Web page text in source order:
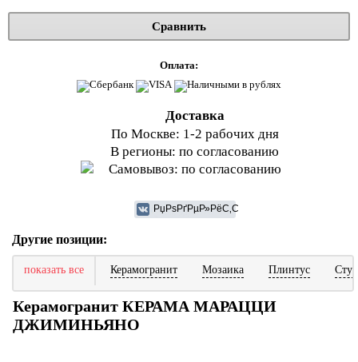
Сравнить
Оплата:
Доставка
По Москве: 1-2 рабочих дня
В регионы: по согласованию
Самовывоз: по согласованию
Другие позиции:
показать все Керамогранит Мозаика Плинтус
Керамогранит КЕРАМА МАРАЦЦИ
ДЖИМИНЬЯНО